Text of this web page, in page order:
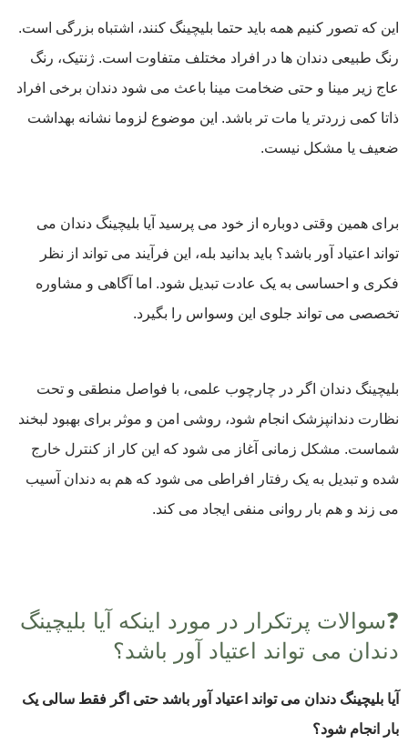
این‌ که تصور کنیم همه باید حتما بلیچینگ کنند، اشتباه بزرگی است.
رنگ طبیعی دندان ‌ها در افراد مختلف متفاوت است. ژنتیک، رنگ
عاج زیر مینا و حتی ضخامت مینا باعث می‌ شود دندان برخی افراد
ذاتا کمی زردتر یا مات‌ تر باشد. این موضوع لزوما نشانه بهداشت
ضعیف یا مشکل نیست.
برای همین وقتی دوباره از خود می ‌پرسید آیا بلیچینگ دندان می
تواند اعتیاد آور باشد؟ باید بدانید بله، این فرآیند می ‌تواند از نظر
فکری و احساسی به یک عادت تبدیل شود. اما آگاهی و مشاوره
تخصصی می ‌تواند جلوی این وسواس را بگیرد.
بلیچینگ دندان اگر در چارچوب علمی، با فواصل منطقی و تحت
نظارت دندانپزشک انجام شود، روشی امن و موثر برای بهبود لبخند
شماست. مشکل زمانی آغاز می ‌شود که این کار از کنترل خارج
شده و تبدیل به یک رفتار افراطی می‌ شود که هم به دندان آسیب
می ‌زند و هم بار روانی منفی ایجاد می‌ کند.
❓سوالات پرتکرار در مورد اینکه آیا بلیچینگ
دندان می تواند اعتیاد آور باشد؟
آیا بلیچینگ دندان می تواند اعتیاد آور باشد حتی اگر فقط سالی یک
‌بار انجام شود؟